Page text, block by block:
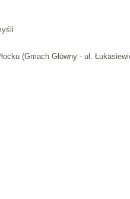
(Gmach Główny - ul.